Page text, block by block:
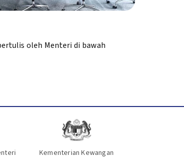
oleh Menteri di bawah
Kementerian Kewangan